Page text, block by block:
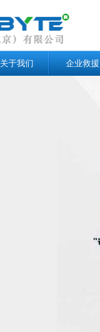
关于我们 企业救援